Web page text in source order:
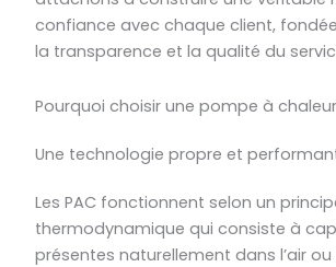
confiance avec chaque client,
la transparence et la qualité du
Pourquoi choisir une pompe à
Une technologie propre et
Les PAC fonctionnent selon un
thermodynamique qui consiste à
présentes naturellement dans l’air